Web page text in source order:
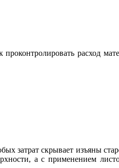
расход
затрат скрывает изъяны
а с применением